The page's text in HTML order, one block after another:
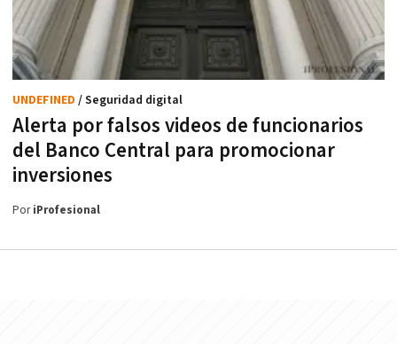
Alerta por falsos videos de funcionarios
del Banco Central para promocionar
inversiones
UNDEFINED / Seguridad digital
PoriProfesional